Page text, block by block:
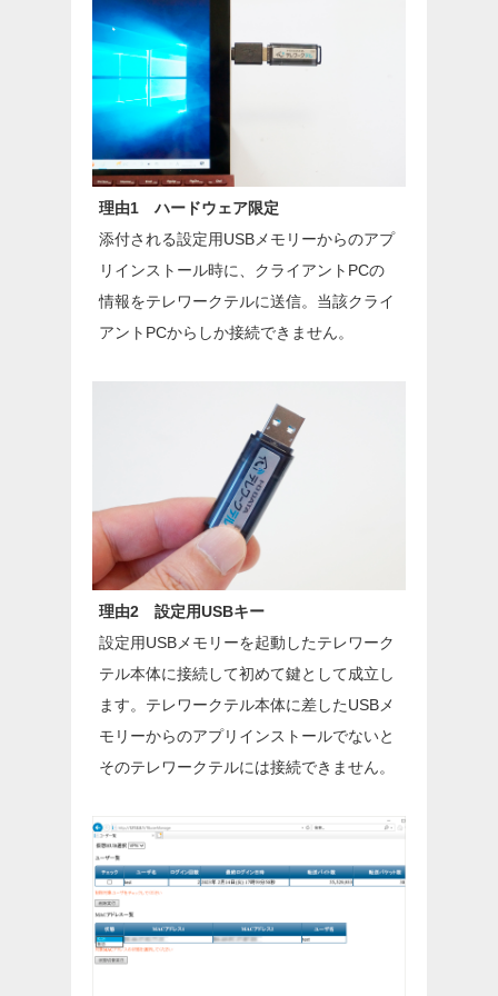
理由1 ハードウェア限定
添付される設定用USBメモリーからのアプ
リインストール時に、クライアントPCの
情報をテレワークテルに送信。当該クライ
アントPCからしか接続できません。
理由2 設定用USBキー
設定用USBメモリーを起動したテレワーク
テル本体に接続して初めて鍵として成立し
ます。テレワークテル本体に差したUSBメ
モリーからのアプリインストールでないと
そのテレワークテルには接続できません。